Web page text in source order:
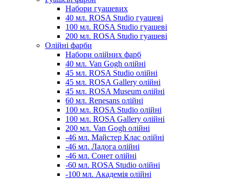
Набори гуашевих
40 мл. ROSA Studio гуашеві
100 мл. ROSA Studio гуашеві
200 мл. ROSA Studio гуашеві
Олійні фарби
Набори олійних фарб
40 мл. Van Gogh олійні
45 мл. ROSA Studio олійні
45 мл. ROSA Gallery олійні
45 мл. ROSA Museum олійні
60 мл. Renesans олійні
100 мл. ROSA Studio олійні
100 мл. ROSA Gallery олійні
200 мл. Van Gogh олійні
-46 мл. Майстер Клас олійні
-46 мл. Ладога олійні
-46 мл. Сонет олійні
-60 мл. ROSA Studio олійні
-100 мл. Академія олійні